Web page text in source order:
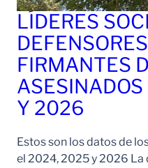
LÍDERES
FIRMANTES
Y 2026
Estos son los datos de
el 2024, 2025 y 2026 La